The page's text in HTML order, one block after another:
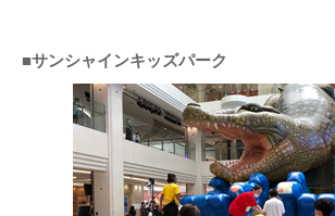
■サンシャインキッズパーク